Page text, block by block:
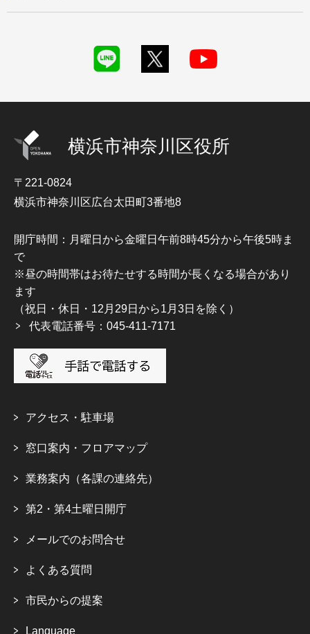
横浜市神奈川区役所
〒221-0824
横浜市神奈川区広台太田町3番地8
開庁時間：月曜日から金曜日午前8時45分から午後5時ま
で
※昼の時間帯はお待たせする時間が長くなる場合があり
ます
（祝日・休日・12月29日から1月3日を除く）
代表電話番号：045-411-7171
アクセス・駐車場
窓口案内・フロアマップ
業務案内（各課の連絡先）
第2・第4土曜日開庁
メールでのお問合せ
よくある質問
市民からの提案
Language